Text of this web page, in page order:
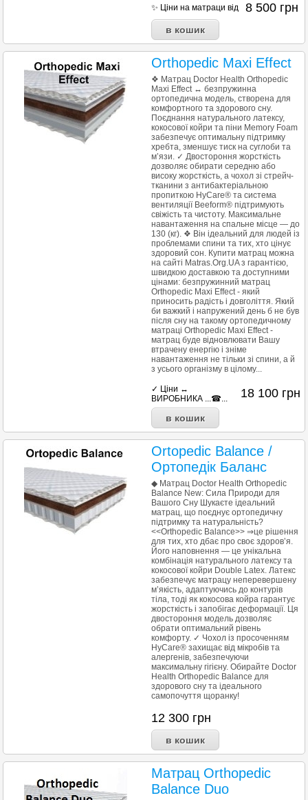
✨ Ціни на матраци від 8 500 грн
Orthopedic Maxi Effect
❖ Матрац Doctor Health Orthopedic
Maxi Effect ↔ безпружинна
ортопедична модель, створена для
комфортного та здорового сну.
Поєднання натурального латексу,
кокосової койри та піни Memory Foam
забезпечує оптимальну підтримку
хребта, зменшує тиск на суглоби та
м’язи. ✓ Двостороння жорсткість
дозволяє обирати середню або
високу жорсткість, а чохол зі стрейч-
тканини з антибактеріальною
пропиткою HyCare® та система
вентиляції Beeform® підтримують
свіжість та чистоту. Максимальне
навантаження на спальне місце — до
130 (кг). ❖ Він ідеальний для людей із
проблемами спини та тих, хто цінує
здоровий сон. Купити матрац можна
на сайті Matras.Org.UA з гарантією,
швидкою доставкою та доступними
цінами: безпружинний матрац
Orthopedic Maxi Effect - який
приносить радість і довголіття. Який
би важкий і напружений день б не був
після сну на такому ортопедичному
матраці Orthopedic Maxi Effect -
матрац буде відновлювати Вашу
втрачену енергію і зніме
навантаження не тільки зі спини, а й
з усього організму в цілому...
✓ Ціни ↔
ВИРОБНИКА ...☎...
18 100 грн
Ortopedic Balance /
Ортопедік Баланс
◆ Матрац Doctor Health Orthopedic
Balance New: Сила Природи для
Вашого Сну Шукаєте ідеальний
матрац, що поєднує ортопедичну
підтримку та натуральність?
<<Orthopedic Balance>> ⇒це рішення
для тих, хто дбає про своє здоров’я.
Його наповнення — це унікальна
комбінація натурального латексу та
кокосової койри Double Latex. Латекс
забезпечує матрацу неперевершену
м’якість, адаптуючись до контурів
тіла, тоді як кокосова койра гарантує
жорсткість і запобігає деформації. Ця
двостороння модель дозволяє
обрати оптимальний рівень
комфорту. ✓ Чохол із просоченням
HyCare® захищає від мікробів та
алергенів, забезпечуючи
максимальну гігієну. Обирайте Doctor
Health Orthopedic Balance для
здорового сну та ідеального
самопочуття щоранку!
12 300 грн
Матрац Orthopedic
Balance Duo